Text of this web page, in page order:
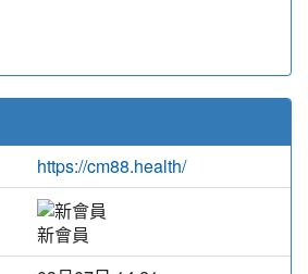
https://cm88.health/
新會員